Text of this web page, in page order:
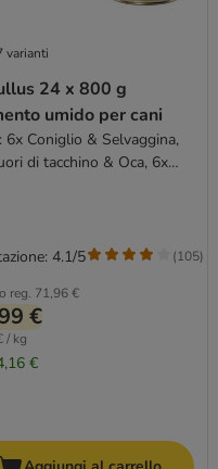
varianti
x 800 g
umido per cani
6x Coniglio & Selvaggina,
di tacchino & Oca, 6x
reg. 71,96 €
€
/ kg
€
4.1/5 (105)